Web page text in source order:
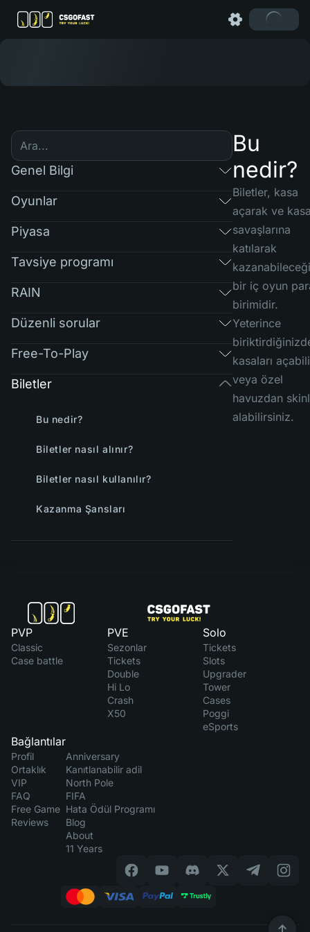
Genel Bilgi
Oyunlar
Piyasa
Tavsiye programı
RAIN
Düzenli sorular
Free-To-Play
Biletler
Bu nedir?
Biletler nasıl alınır?
Biletler nasıl kullanılır?
Kazanma Şansları
Bu
nedir?
Biletler, kasa
açarak ve
savaşlarına
katılarak
bir iç oyun
birimidir.
Yeterince
kasaları
veya özel
havuzdan
alabilirsiniz.
PVP
Classic
Case battle
PVE
Sezonlar
Tickets
Double
Hi Lo
Crash
X50
Solo
Tickets
Slots
Upgrader
Tower
Cases
Poggi
eSports
Bağlantılar
Profil
Ortaklık
VIP
FAQ
Free Game
Reviews
Anniversary
Kanıtlanabilir adil
North Pole
FIFA
Hata Ödül Programı
Blog
About
11 Years